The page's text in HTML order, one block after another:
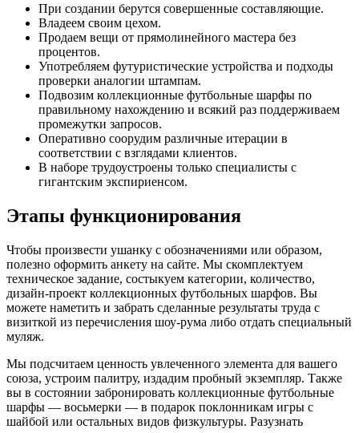
При создании берутся совершенные составляющие.
Владеем своим цехом.
Продаем вещи от прямолинейного мастера без
процентов.
Употребляем футуристические устройства и подходы
проверки аналогии штампам.
Подвозим коллекционные футбольные шарфы по
правильному нахождению и всякий раз поддерживаем
промежутки запросов.
Оперативно соорудим различные итерации в
соответствии с взглядами клиентов.
В наборе трудоустроены только специалисты с
гигантским экспириенсом.
Этапы функционирования
Чтобы произвести ушанку с обозначениями или образом,
полезно оформить анкету на сайте. Мы скомплектуем
техническое задание, состыкуем категории, количество,
дизайн-проект коллекционных футбольных шарфов. Вы
можете наметить и забрать сделанные результаты труда с
визиткой из перечисления шоу-рума либо отдать специальный
муляж.
Мы подсчитаем ценность увлеченного элемента для вашего
союза, устроим палитру, издадим пробный экземпляр. Также
вы в состоянии забронировать коллекционные футбольные
шарфы — восьмерки — в подарок поклонникам игры с
шайбой или остальных видов физкультуры. Разузнать